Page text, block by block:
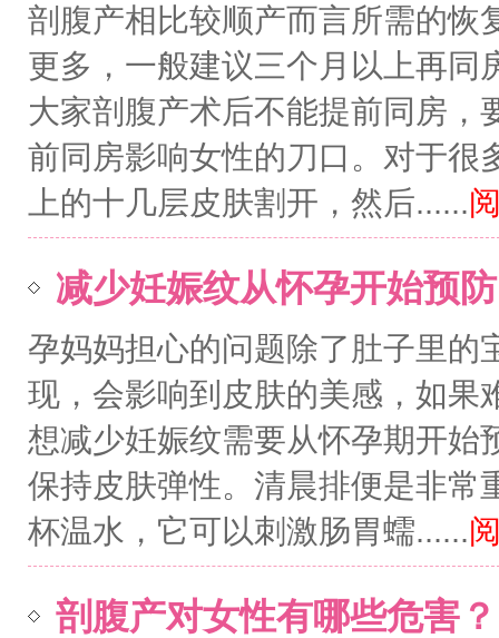
剖腹产相比较顺产而言所需的恢
更多，一般建议三个月以上再同
大家剖腹产术后不能提前同房，
前同房影响女性的刀口。对于很
上的十几层皮肤割开，然后......
减少妊娠纹从怀孕开始预防
孕妈妈担心的问题除了肚子里的
现，会影响到皮肤的美感，如果
想减少妊娠纹需要从怀孕期开
保持皮肤弹性。清晨排便是非常
杯温水，它可以刺激肠胃蠕......
剖腹产对女性有哪些危害？